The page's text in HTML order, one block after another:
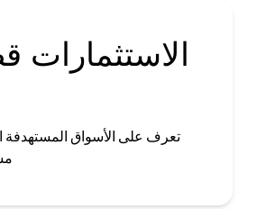
الاستثمارات
تعرف على الأسواق